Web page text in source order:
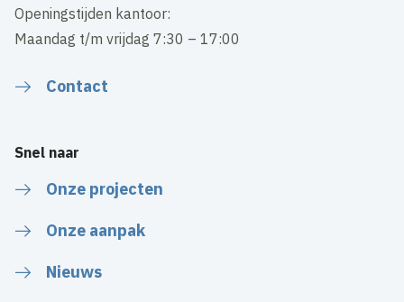
Openingstijden kantoor:
Maandag t/m vrijdag 7:30 – 17:00
Contact
Snel naar
Onze projecten
Onze aanpak
Nieuws